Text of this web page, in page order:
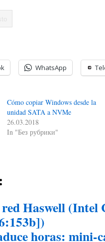
WhatsApp
Cómo copiar Windows desde la
unidad SATA a NVMe
26.03.2018
In "Без рубрики"
Haswell
horas: mini-